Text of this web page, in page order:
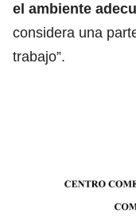
el ambiente
considera una
trabajo”.